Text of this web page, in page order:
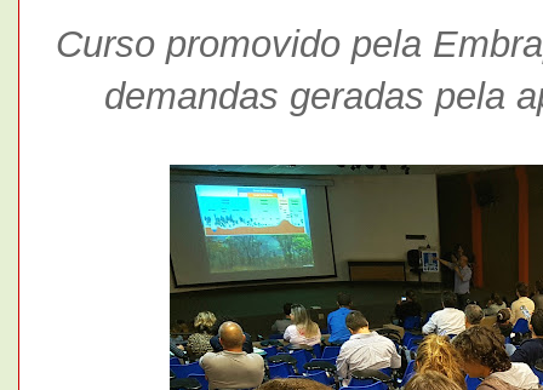
Curso promovido pela
demandas geradas pela